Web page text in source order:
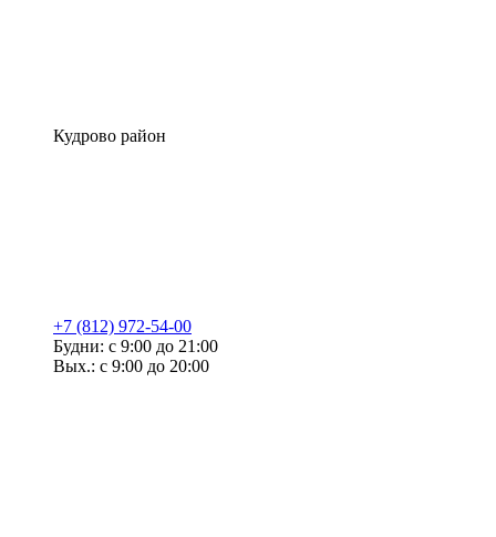
Кудрово район
+7 (812) 972-54-00
Будни: с 9:00 до 21:00
Вых.: с 9:00 до 20:00